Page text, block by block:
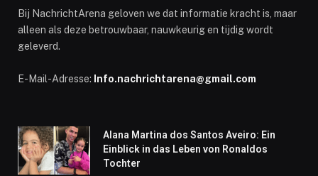
Bij NachrichtArena geloven we dat informatie kracht is, maar
alleen als deze betrouwbaar, nauwkeurig en tijdig wordt
geleverd.
E-Mail-Adresse: Info.nachrichtarena@gmail.com
Alana Martina dos Santos Aveiro: Ein
Einblick in das Leben von Ronaldos
Tochter